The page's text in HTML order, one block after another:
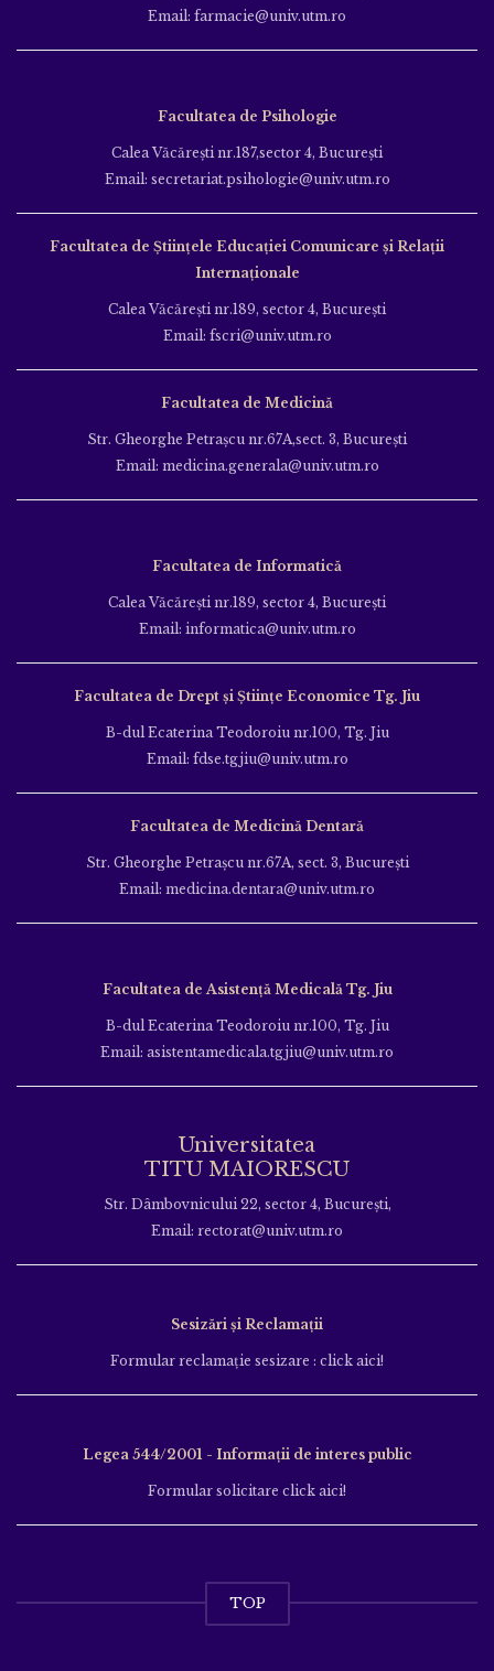
Email: farmacie@univ.utm.ro
Facultatea de Psihologie
Calea Văcăreşti nr.187,sector 4, Bucureşti
Email: secretariat.psihologie@univ.utm.ro
Facultatea de Ştiinţele Educației Comunicare și Relații
Internaționale
Calea Văcăreşti nr.189, sector 4, Bucureşti
Email: fscri@univ.utm.ro
Facultatea de Medicină
Str. Gheorghe Petraşcu nr.67A,sect. 3, Bucureşti
Email: medicina.generala@univ.utm.ro
Facultatea de Informatică
Calea Văcăreşti nr.189, sector 4, Bucureşti
Email: informatica@univ.utm.ro
Facultatea de Drept și Științe Economice Tg. Jiu
B-dul Ecaterina Teodoroiu nr.100, Tg. Jiu
Email: fdse.tgjiu@univ.utm.ro
Facultatea de Medicină Dentară
Str. Gheorghe Petraşcu nr.67A, sect. 3, Bucureşti
Email: medicina.dentara@univ.utm.ro
Facultatea de Asistență Medicală Tg. Jiu
B-dul Ecaterina Teodoroiu nr.100, Tg. Jiu
Email: asistentamedicala.tgjiu@univ.utm.ro
Universitatea
TITU MAIORESCU
Str. Dâmbovnicului 22, sector 4, București,
Email: rectorat@univ.utm.ro
Sesizări și Reclamații
Formular reclamație sesizare : click aici!
Legea 544/2001 - Informații de interes public
Formular solicitare click aici!
TOP